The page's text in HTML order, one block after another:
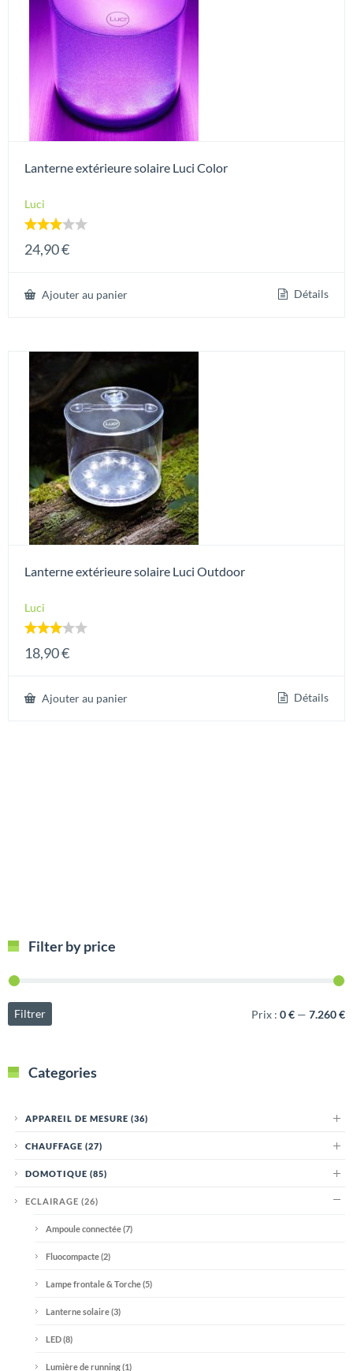
Lanterne extérieure solaire Luci Color
Luci
3.00
24,90€
Ajouter au panier Détails
Lanterne extérieure solaire Luci Outdoor
Luci
3.00
18,90€
Ajouter au panier Détails
Filter by price
Filtrer Prix : 0 € — 7.260 €
Categories
APPAREIL DE MESURE (36)
CHAUFFAGE (27)
DOMOTIQUE (85)
ECLAIRAGE (26)
Ampoule connectée(7)
Fluocompacte(2)
Lampe frontale & Torche(5)
Lanterne solaire(3)
LED(8)
Lumière de running(1)